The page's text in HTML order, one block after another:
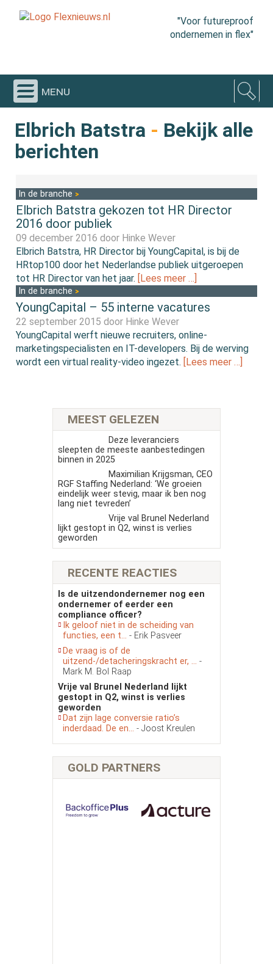
"Voor futureproof
ondernemen in flex"
menu
Elbrich Batstra - Bekijk alle
berichten
In de branche
Elbrich Batstra gekozen tot HR Director
2016 door publiek
09 december 2016 door Hinke Wever
Elbrich Batstra, HR Director bij YoungCapital, is bij de
HRtop100 door het Nederlandse publiek uitgeroepen
tot HR Director van het jaar. [Lees meer …]
In de branche
YoungCapital – 55 interne vacatures
22 september 2015 door Hinke Wever
YoungCapital werft nieuwe recruiters, online-
marketingspecialisten en IT-developers. Bij de werving
wordt een virtual reality-video ingezet. [Lees meer …]
MEEST GELEZEN
Deze leveranciers
sleepten de meeste aanbestedingen
binnen in 2025
Maximilian Krijgsman, CEO
RGF Staffing Nederland: ‘We groeien
eindelijk weer stevig, maar ik ben nog
lang niet tevreden’
Vrije val Brunel Nederland
lijkt gestopt in Q2, winst is verlies
geworden
RECENTE REACTIES
Is de uitzendondernemer nog een
ondernemer of eerder een
compliance officer?
Ik geloof niet in de scheiding van
functies, een t... - Erik Pasveer
De vraag is of de
uitzend-/detacheringskracht er, ... -
Mark M. Bol Raap
Vrije val Brunel Nederland lijkt
gestopt in Q2, winst is verlies
geworden
Dat zijn lage conversie ratio’s
inderdaad. De en... - Joost Kreulen
GOLD PARTNERS